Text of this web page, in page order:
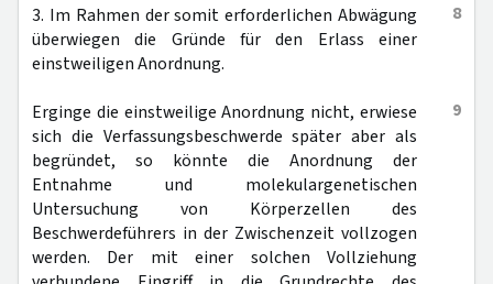
8
3. Im Rahmen der somit erforderlichen Abwägung
überwiegen die Gründe für den Erlass einer
einstweiligen Anordnung.
9
Erginge die einstweilige Anordnung nicht, erwiese
sich die Verfassungsbeschwerde später aber als
begründet, so könnte die Anordnung der
Entnahme und molekulargenetischen
Untersuchung von Körperzellen des
Beschwerdeführers in der Zwischenzeit vollzogen
werden. Der mit einer solchen Vollziehung